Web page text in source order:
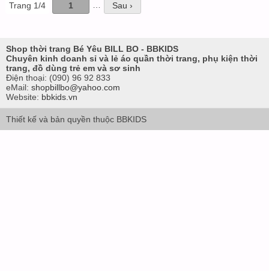
Trang 1/4 1 Sau ›
Shop thời trang Bé Yêu BILL BO - BBKIDS
Chuyên kinh doanh sỉ và lẻ áo quần thời trang, phụ kiện thời
trang, đồ dùng trẻ em và sơ sinh
Điện thoại: (090) 96 92 833
eMail: shopbillbo@yahoo.com
Website: bbkids.vn
Thiết kế và bản quyền thuộc BBKIDS